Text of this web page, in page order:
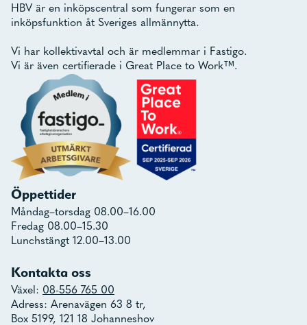
HBV är en inköpscentral som fungerar som en
inköpsfunktion åt Sveriges allmännytta.
Vi har kollektivavtal och är medlemmar i Fastigo.
Vi är även certifierade i Great Place to Work™.
Öppettider
Måndag–torsdag 08.00–16.00
Fredag 08.00–15.30
Lunchstängt 12.00–13.00
Kontakta oss
Växel: 08-556 765 00
Adress: Arenavägen 63 8 tr,
Box 5199, 121 18 Johanneshov